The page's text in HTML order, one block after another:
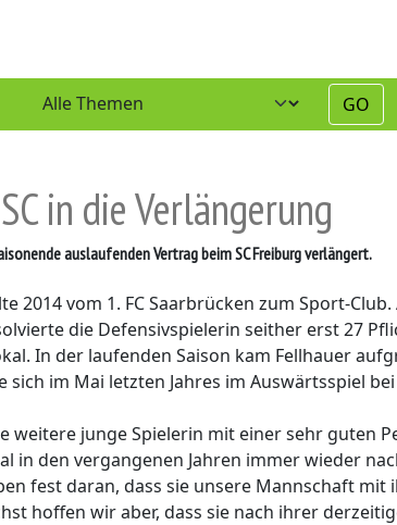
GO
in die Verlängerung
auslaufenden Vertrag beim SC Freiburg verlängert.
2014 vom 1. FC Saarbrücken zum Sport-
die Defensivspielerin seither erst 27
In der laufenden Saison kam Fellhauer
im Mai letzten Jahres im Auswärtsspiel bei
weitere junge Spielerin mit einer sehr guten
in den vergangenen Jahren immer wieder
fest daran, dass sie unsere Mannschaft
hoffen wir aber, dass sie nach ihrer